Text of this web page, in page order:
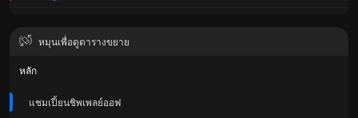
หมุนเพื่อดูตารางขยาย
หลัก
แชมเปี้ยนชิพเพลย์ออฟ